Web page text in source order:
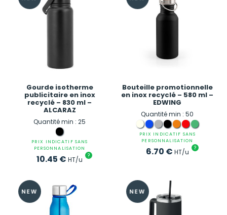
Gourde isotherme
publicitaire en inox
recyclé – 830 ml –
ALCARAZ
Quantité min : 25
PRIX INDICATIF SANS
PERSONNALISATION
10.45 € HT/u ?
Bouteille promotionnelle
en inox recyclé – 580 ml –
EDWING
Quantité min : 50
PRIX INDICATIF SANS
PERSONNALISATION
6.70 € HT/u ?